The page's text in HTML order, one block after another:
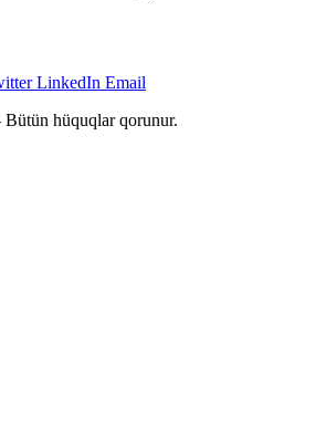
LinkedIn Email
Bütün hüquqlar qorunur.